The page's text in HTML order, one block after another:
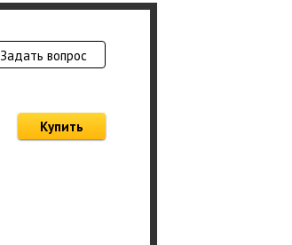
Задать вопрос
Купить